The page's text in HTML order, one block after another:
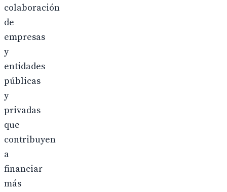
colaboración
de
empresas
y
entidades
públicas
y
privadas
que
contribuyen
a
financiar
más